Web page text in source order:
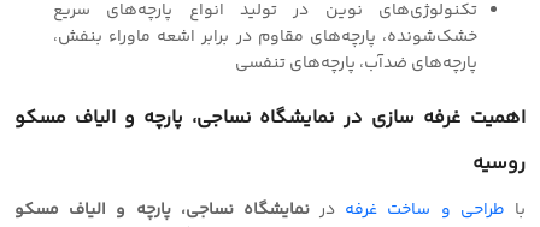
تکنولوژی‌های نوین در تولید انواع پارچه‌های سریع
خشک‌شونده، پارچه‌های مقاوم در برابر اشعه ماوراء بنفش،
پارچه‌های ضدآب، پارچه‌های تنفسی
اهمیت غرفه سازی در نمایشگاه نساجی، پارچه و الیاف مسکو
روسیه
با طراحی و‌ ساخت غرفه درنمایشگاه نساجی، پارچه و الیاف مسکو